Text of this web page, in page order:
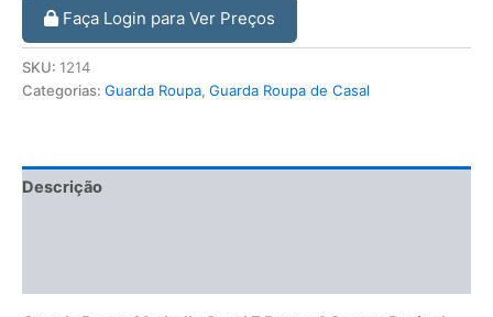
Faça Login para Ver Preços
SKU: 1214
Categorias: Guarda Roupa, Guarda Roupa de Casal
Descrição